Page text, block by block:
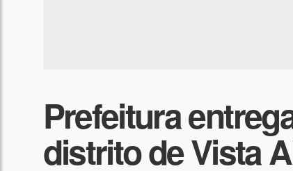
Prefeitura
distrito de Vista